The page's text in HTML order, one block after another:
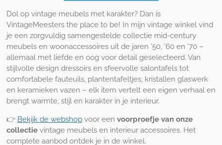
Dol op vintage meubels met karakter? Dan is
VintageMeesters the place to be! In mijn vintage winkel vind
je een zorgvuldig samengestelde collectie mid-century
meubels en woonaccessoires uit de jaren ’50, ’60 en ’70 –
allemaal met liefde en oog voor detail geselecteerd. Van
stijlvolle design dressoirs en sfeervolle salontafels tot
comfortabele fauteuils, plantentafeltjes, kristallen glaswerk
en keramieken vazen – elk item vertelt een eigen verhaal en
brengt warmte, stijl en karakter in je interieur.
👉 Bekijk de webshopvoor een voorproefje van onze
collectievintage meubels en interieur accessoires. Het
complete aanbod ontdek je in de winkel.